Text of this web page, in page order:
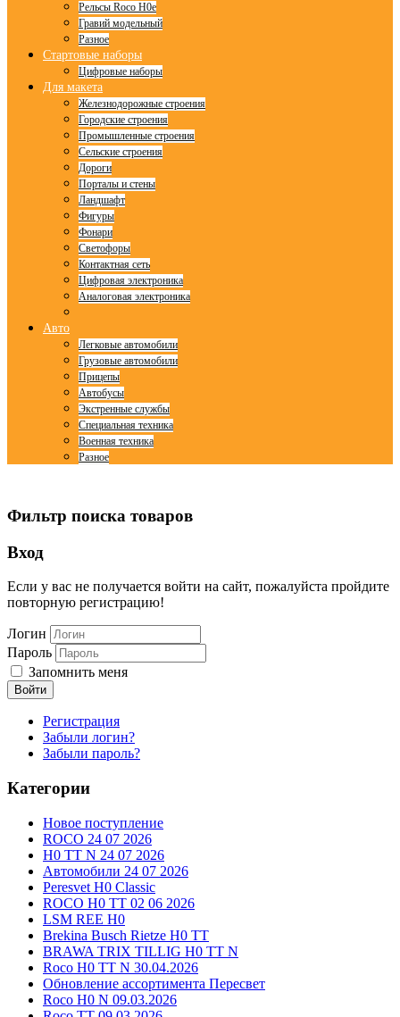
Рельсы Roco H0e
Гравий модельный
Разное
Стартовые наборы
Цифровые наборы
Для макета
Железнодорожные строения
Городские строения
Промышленные строения
Сельские строения
Дороги
Порталы и стены
Ландшафт
Фигуры
Фонари
Светофоры
Контактная сеть
Цифровая электроника
Аналоговая электроника
Авто
Легковые автомобили
Грузовые автомобили
Прицепы
Автобусы
Экстренные службы
Специальная техника
Военная техника
Разное
Фильтр поиска товаров
Вход
Если у вас не получается войти на сайт, пожалуйста пройдите
повторную регистрацию!
Логин
Пароль
Запомнить меня
Войти
Регистрация
Забыли логин?
Забыли пароль?
Категории
Новое поступление
ROCO 24 07 2026
H0 TT N 24 07 2026
Автомобили 24 07 2026
Peresvet H0 Classic
ROCO H0 TT 02 06 2026
LSM REE H0
Brekina Busch Rietze H0 TT
BRAWA TRIX TILLIG H0 TT N
Roco H0 TT N 30.04.2026
Обновление ассортимента Пересвет
Roco H0 N 09.03.2026